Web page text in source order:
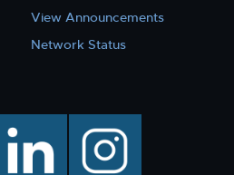
View Announcements
Network Status
linkedin instagram